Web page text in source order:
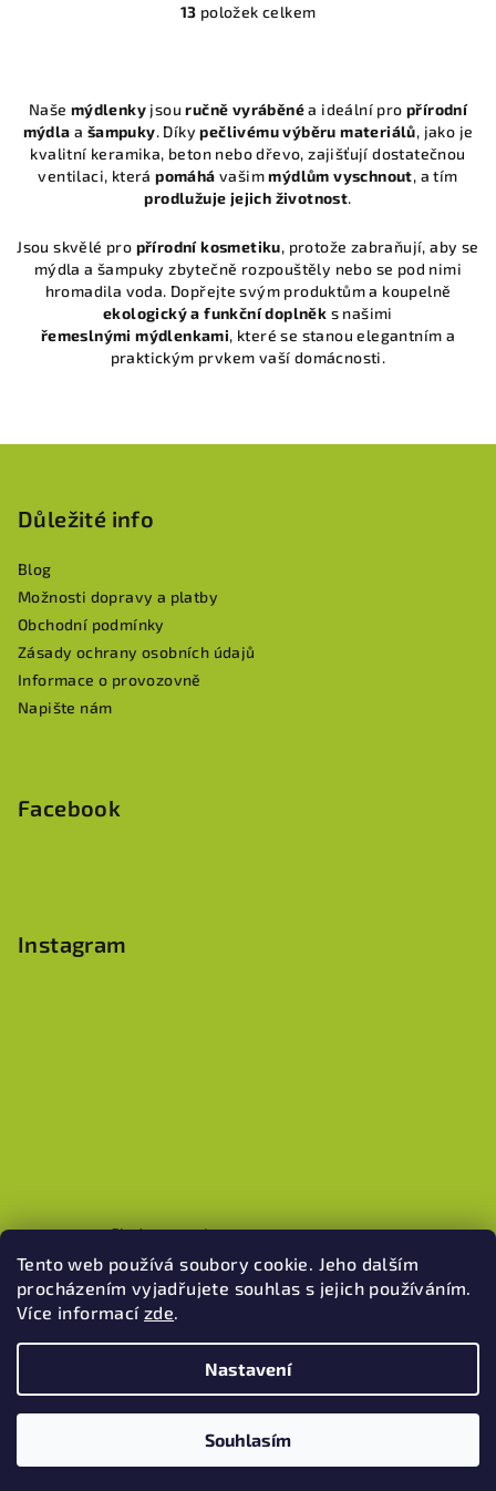
Tento web používá soubory cookie. Jeho dalším
procházením vyjadřujete souhlas s jejich používáním.
Více informacízde.
Nastavení
Souhlasím
O
d
a
c
í
r
v
k
y
v
13 položek celkem
Naše mýdlenkyjsouručně vyráběnéa ideální pro přírodní
mýdla a šampuky. Díkypečlivému výběru materiálů, jako je
kvalitní keramika, beton nebo dřevo, zajišťují dostatečnou
ventilaci, kterápomáhá vašimmýdlům vyschnout, a tím
prodlužuje jejich životnost.
Jsou skvělé pro přírodní kosmetiku, protože zabraňují, aby se
mýdla a šampuky zbytečně rozpouštěly nebo se pod nimi
hromadila voda. Dopřejte svým produktům a koupelně
ekologický a funkční doplněk s našimi
řemeslnými mýdlenkami, které se stanou elegantním a
praktickým prvkem vaší domácnosti.
Důležité info
Blog
Možnosti dopravy a platby
Obchodní podmínky
Zásady ochrany osobních údajů
Informace o provozovně
Napište nám
Facebook
Instagram
Sledovat na Instagramu
Pinterest
Vytvořil Shoptet